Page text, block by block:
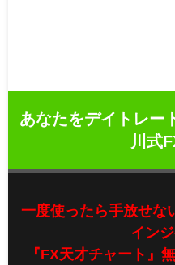
あなたをデイトレー
川式
一度使ったら手放せな
イン
『FX天才チャート』